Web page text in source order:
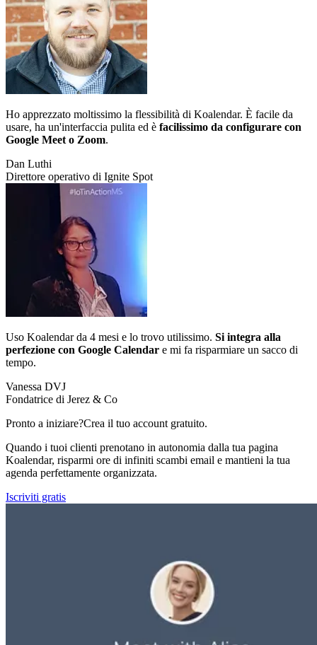
Ho apprezzato moltissimo la flessibilità di Koalendar. È facile da
usare, ha un'interfaccia pulita ed è facilissimo da configurare con
Google Meet o Zoom.
Dan Luthi
Direttore operativo di Ignite Spot
Uso Koalendar da 4 mesi e lo trovo utilissimo. Si integra alla
perfezione con Google Calendar e mi fa risparmiare un sacco di
tempo.
Vanessa DVJ
Fondatrice di Jerez & Co
Pronto a iniziare?Crea il tuo account gratuito.
Quando i tuoi clienti prenotano in autonomia dalla tua pagina
Koalendar, risparmi ore di infiniti scambi email e mantieni la tua
agenda perfettamente organizzata.
Iscriviti gratis